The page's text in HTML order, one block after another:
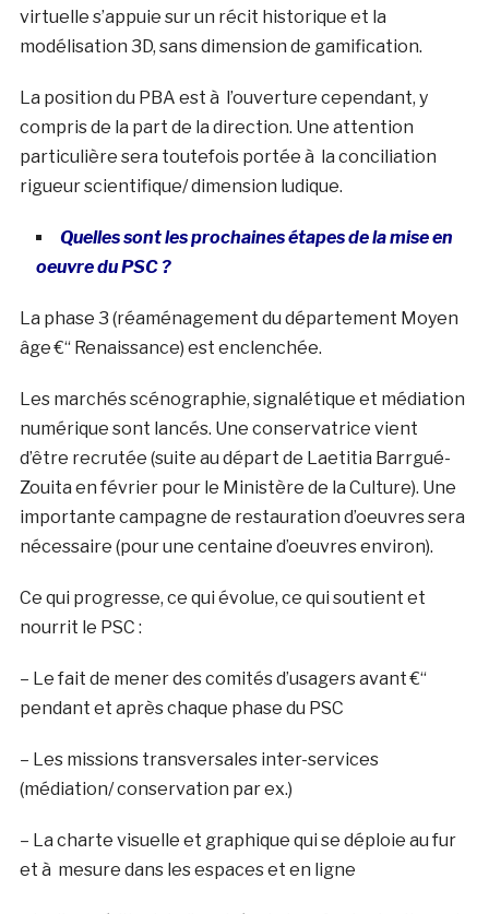
virtuelle s’appuie sur un récit historique et la
modélisation 3D, sans dimension de gamification.
La position du PBA est à l’ouverture cependant, y
compris de la part de la direction. Une attention
particulière sera toutefois portée à la conciliation
rigueur scientifique/ dimension ludique.
Quelles sont les prochaines étapes de la mise en
oeuvre du PSC ?
La phase 3 (réaménagement du département Moyen
âge €“ Renaissance) est enclenchée.
Les marchés scénographie, signalétique et médiation
numérique sont lancés. Une conservatrice vient
d’être recrutée (suite au départ de Laetitia Barrgué-
Zouita en février pour le Ministère de la Culture). Une
importante campagne de restauration d’oeuvres sera
nécessaire (pour une centaine d’oeuvres environ).
Ce qui progresse, ce qui évolue, ce qui soutient et
nourrit le PSC :
– Le fait de mener des comités d’usagers avant €“
pendant et après chaque phase du PSC
– Les missions transversales inter-services
(médiation/ conservation par ex.)
– La charte visuelle et graphique qui se déploie au fur
et à mesure dans les espaces et en ligne